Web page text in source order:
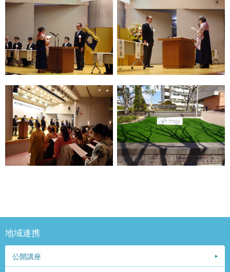
地域連携
公開講座